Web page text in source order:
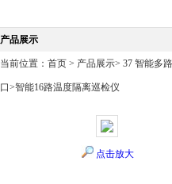
产品展示
当前位置： 首页 > 产品展示> 37 智能多
口>智能16路温度隔离巡检仪
点击放大